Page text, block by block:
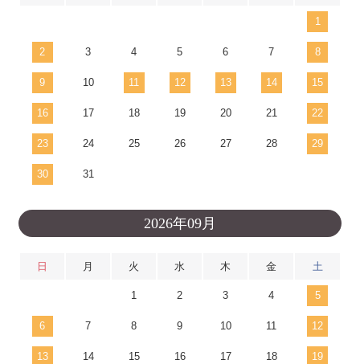
1
2 3 4 5 6 7 8
9 10 11 12 13 14 15
16 17 18 19 20 21 22
23 24 25 26 27 28 29
30 31
2026年09月
日 月 火 水 木 金 土
1 2 3 4 5
6 7 8 9 10 11 12
13 14 15 16 17 18 19